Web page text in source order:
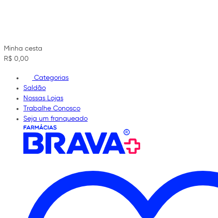
Minha cesta
R$ 0,00
Categorias
Saldão
Nossas Lojas
Trabalhe Conosco
Seja um franqueado